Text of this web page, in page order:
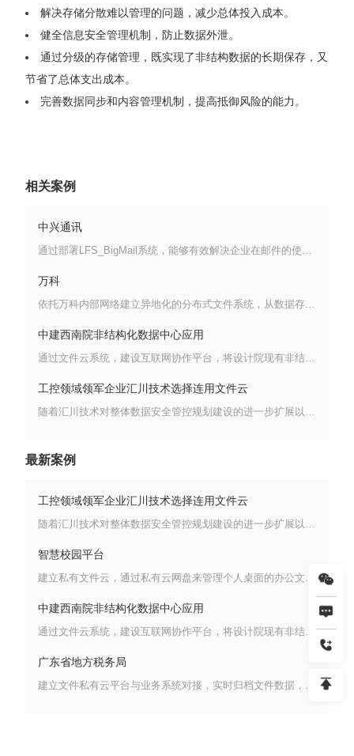
解决存储分散难以管理的问题，减少总体投入成本。
健全信息安全管理机制，防止数据外泄。
通过分级的存储管理，既实现了非结构数据的长期保存，又
节省了总体支出成本。
完善数据同步和内容管理机制，提高抵御风险的能力。
相关案例
中兴通讯
万科
中建西南院非结构化数据中心应用
工控领域领军企业汇川技术选择连用文件云
最新案例
工控领域领军企业汇川技术选择连用文件云
智慧校园平台
中建西南院非结构化数据中心应用
广东省地方税务局